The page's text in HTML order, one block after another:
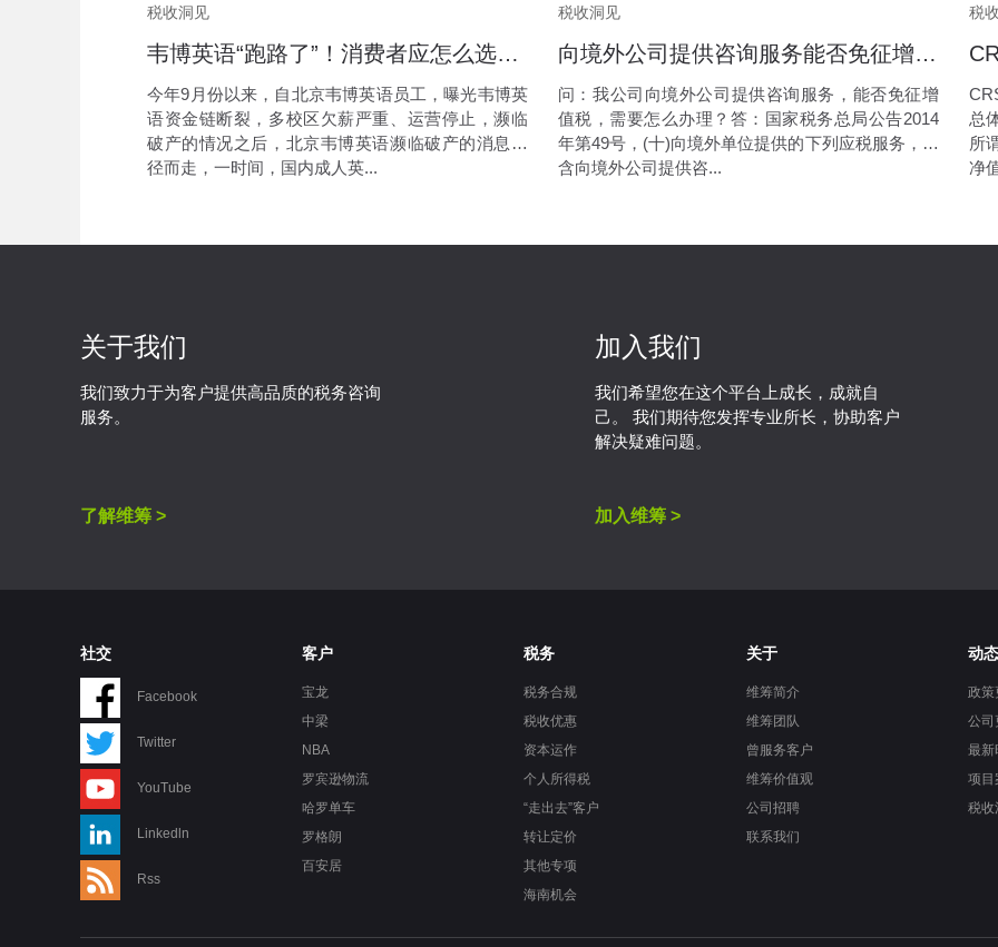
税收洞见
韦博英语“跑路了”！消费者应怎么选择服务商？
今年9月份以来，自北京韦博英语员工，曝光韦博英
语资金链断裂，多校区欠薪严重、运营停止，濒临
破产的情况之后，北京韦博英语濒临破产的消息不
径而走，一时间，国内成人英...
税收洞见
向境外公司提供咨询服务能否免征增值税
问：我公司向境外公司提供咨询服务，能否免征增
值税，需要怎么办理？答：国家税务总局公告2014
年第49号，(十)向境外单位提供的下列应税服务，包
含向境外公司提供咨...
税
总
所
净
关于我们
我们致力于为客户提供高品质的税务咨询
服务。
了解维筹 >
加入我们
我们希望您在这个平台上成长，成就自
己。 我们期待您发挥专业所长，协助客户
解决疑难问题。
加入维筹 >
社交
Facebook
Twitter
YouTube
Linkedln
Rss
客户
宝龙
中梁
NBA
罗宾逊物流
哈罗单车
罗格朗
百安居
税务
税务合规
税收优惠
资本运作
个人所得税
“走出去”客户
转让定价
其他专项
海南机会
关于
维筹简介
维筹团队
曾服务客户
维筹价值观
公司招聘
联系我们
动态
政策
公司
最新
项目
税收